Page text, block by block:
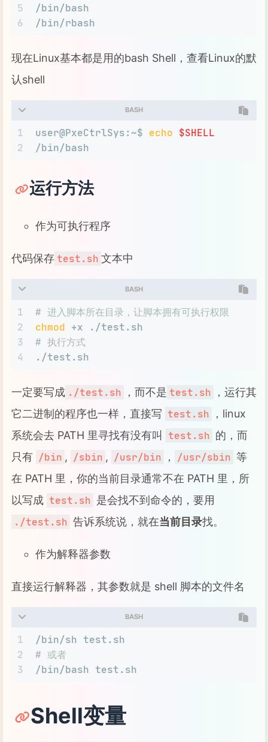
5
6
/bin/bash
/bin/rbash
现在Linux基本都是用的bash Shell，查看Linux的默
认shell
BASH
1
2
user@PxeCtrlSys:~$ echo $SHELL
/bin/bash
运行方法
作为可执行程序
代码保存 test.sh 文本中
BASH
1
2
3
4
# 进入脚本所在目录，让脚本拥有可执行权限
chmod +x ./test.sh
# 执行方式
./test.sh
一定要写成 ./test.sh ，而不是 test.sh
，运行其
它二进制的程序也一样，直接写 test.sh
，linux
系统会去 PATH 里寻找有没有叫 test.sh 的，而
只有 /bin , /sbin , /usr/bin ， /usr/sbin 等
在 PATH 里，你的当前目录通常不在 PATH 里，所
以写成 test.sh 是会找不到命令的，要用
./test.sh 告诉系统说，就在当前目录找。
作为解释器参数
直接运行解释器，其参数就是 shell 脚本的文件名
BASH
1
2
3
/bin/sh test.sh
# 或者
/bin/bash test.sh
Shell变量